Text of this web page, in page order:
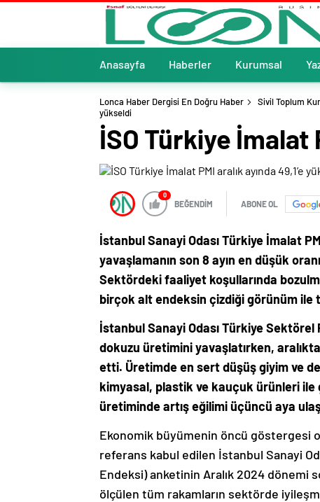
Anasayfa Haberler Kurumsal
Lonca Haber Dergisi En Doğru Haber Sivil Toplum
yükseldi
İSO Türkiye İmalat
0
BEĞENDİM ABONE OL
İstanbul Sanayi Odası Türkiye İmalat
yavaşlamanın son 8 ayın en düşük
Sektördeki faaliyet koşullarında
birçok alt endeksin çizdiği görünüm ile
İstanbul Sanayi Odası Türkiye Sektörel
dokuzu üretimini yavaşlatırken,
etti. Üretimde en sert düşüş giyim ve
kimyasal, plastik ve kauçuk ürünleri ile
üretiminde artış eğilimi üçüncü aya
Ekonomik büyümenin öncü göstergesi
referans kabul edilen İstanbul Sanayi
Endeksi) anketinin Aralık 2024 dönemi
ölçülen tüm rakamların sektörde